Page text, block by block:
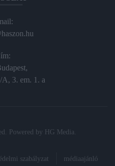
3. em. 1. a
Powered by HG Media
szabályzat médiaajánló